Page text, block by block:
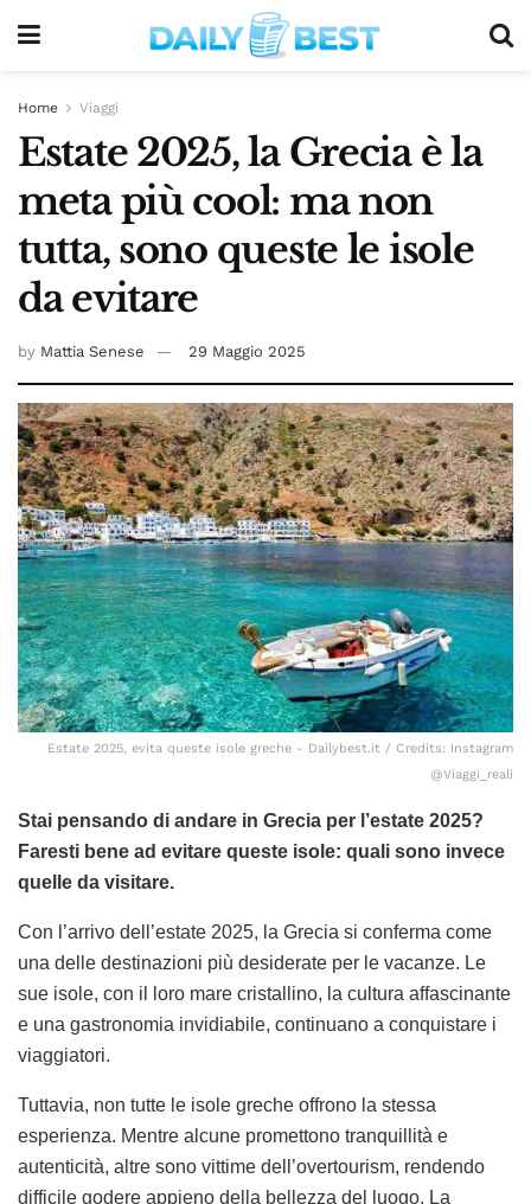
Home Viaggi
Estate 2025, la Grecia è la
meta più cool: ma non
tutta, sono queste le isole
da evitare
by Mattia Senese 29 Maggio 2025
Estate 2025, evita queste isole greche - Dailybest.it / Credits: Instagram
@Viaggi_reali
Stai pensando di andare in Grecia per l’estate 2025?
Faresti bene ad evitare queste isole: quali sono invece
quelle da visitare.
Con l’arrivo dell’estate 2025, la Grecia si conferma come
una delle destinazioni più desiderate per le vacanze. Le
sue isole, con il loro mare cristallino, la cultura affascinante
e una gastronomia invidiabile, continuano a conquistare i
viaggiatori.
Tuttavia, non tutte le isole greche offrono la stessa
esperienza. Mentre alcune promettono tranquillità e
autenticità, altre sono vittime dell’overtourism, rendendo
difficile godere appieno della bellezza del luogo. La